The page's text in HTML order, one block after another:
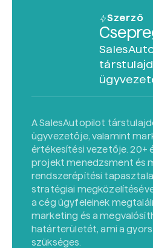
Szerző
A SalesAutopilot
ügyvezetője, valamint
értékesítési vezetője. 20+
projekt menedzsment és
rendszerépítési
stratégiai
a cég ügyfeleinek
marketing és a
határterületét, ami a
szükséges.